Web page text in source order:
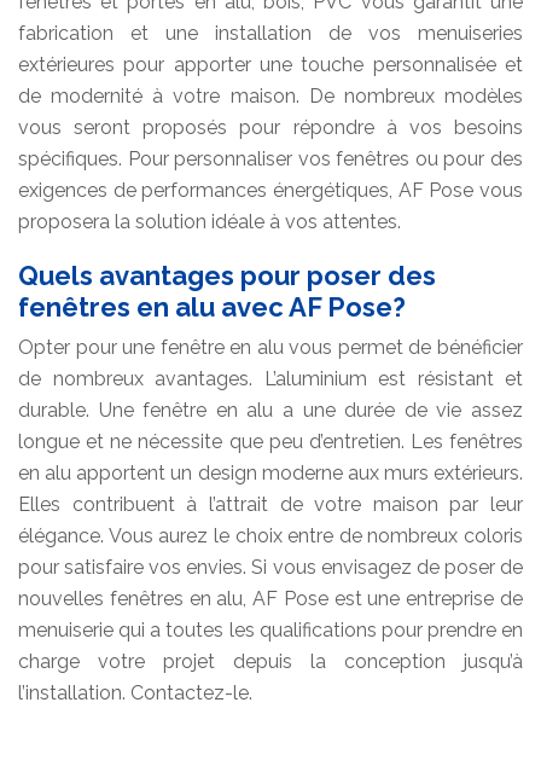
fabrication et une installation de vos menuiseries
extérieures pour apporter une touche personnalisée et
de modernité à votre maison. De nombreux modèles
vous seront proposés pour répondre à vos besoins
spécifiques. Pour personnaliser vos fenêtres ou pour des
exigences de performances énergétiques, AF Pose vous
proposera la solution idéale à vos attentes.
Quels avantages pour poser des
fenêtres en alu avec AF Pose?
Opter pour une fenêtre en alu vous permet de bénéficier
de nombreux avantages. L’aluminium est résistant et
durable. Une fenêtre en alu a une durée de vie assez
longue et ne nécessite que peu d’entretien. Les fenêtres
en alu apportent un design moderne aux murs extérieurs.
Elles contribuent à l’attrait de votre maison par leur
élégance. Vous aurez le choix entre de nombreux coloris
pour satisfaire vos envies. Si vous envisagez de poser de
nouvelles fenêtres en alu, AF Pose est une entreprise de
menuiserie qui a toutes les qualifications pour prendre en
charge votre projet depuis la conception jusqu’à
l’installation. Contactez-le.